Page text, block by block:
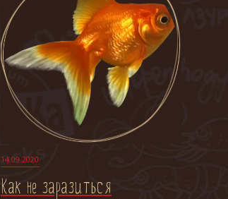
14.09.2020
Как не заразиться